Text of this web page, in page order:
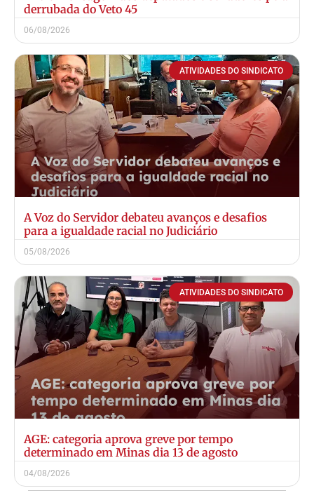
derrubada do Veto 45
06/08/2026
ATIVIDADES DO SINDICATO
A Voz do Servidor debateu avanços e desafios
para a igualdade racial no Judiciário
05/08/2026
ATIVIDADES DO SINDICATO
AGE: categoria aprova greve por tempo
determinado em Minas dia 13 de agosto
04/08/2026